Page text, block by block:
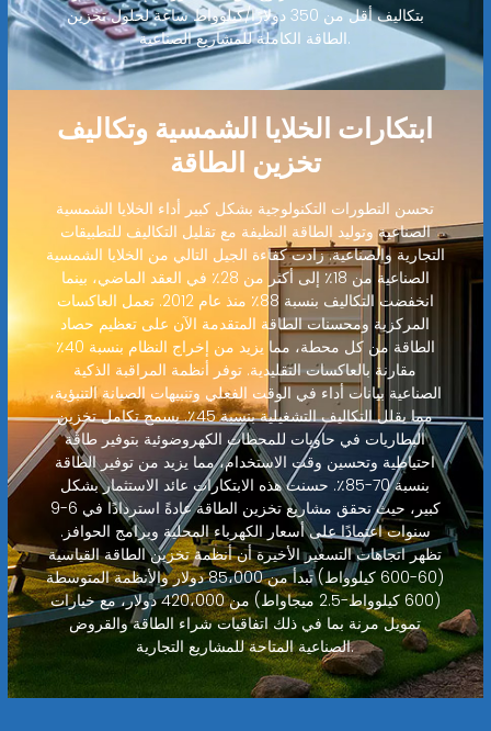
بتكاليف أقل من 350 دولارًا/كيلوواط ساعة لحلول تخزين
الطاقة الكاملة للمشاريع الصناعية.
ابتكارات الخلايا الشمسية وتكاليف
تخزين الطاقة
تحسن التطورات التكنولوجية بشكل كبير أداء الخلايا الشمسية
الصناعية وتوليد الطاقة النظيفة مع تقليل التكاليف للتطبيقات
التجارية والصناعية. زادت كفاءة الجيل التالي من الخلايا الشمسية
الصناعية من 18٪ إلى أكثر من 28٪ في العقد الماضي، بينما
انخفضت التكاليف بنسبة 88٪ منذ عام 2012. تعمل العاكسات
المركزية ومحسنات الطاقة المتقدمة الآن على تعظيم حصاد
الطاقة من كل محطة، مما يزيد من إخراج النظام بنسبة 40٪
مقارنة بالعاكسات التقليدية. توفر أنظمة المراقبة الذكية
الصناعية بيانات أداء في الوقت الفعلي وتنبيهات الصيانة التنبؤية،
مما يقلل التكاليف التشغيلية بنسبة 45٪. يسمح تكامل تخزين
البطاريات في حاويات للمحطات الكهروضوئية بتوفير طاقة
احتياطية وتحسين وقت الاستخدام، مما يزيد من توفير الطاقة
بنسبة 70-85٪. حسنت هذه الابتكارات عائد الاستثمار بشكل
كبير، حيث تحقق مشاريع تخزين الطاقة عادةً استردادًا في 6-9
سنوات اعتمادًا على أسعار الكهرباء المحلية وبرامج الحوافز.
تظهر اتجاهات التسعير الأخيرة أن أنظمة تخزين الطاقة القياسية
(60-600 كيلوواط) تبدأ من 85،000 دولار والأنظمة المتوسطة
(600 كيلوواط-2.5 ميجاواط) من 420،000 دولار، مع خيارات
تمويل مرنة بما في ذلك اتفاقيات شراء الطاقة والقروض
الصناعية المتاحة للمشاريع التجارية.